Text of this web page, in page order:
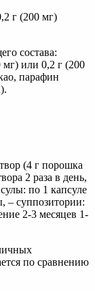
г (200 мг)
состава:
или 0,2 г (200
парафин
(4 г порошка
2 раза в день,
по 1 капсуле
– суппозитории:
2-3 месяцев 1-
по сравнению